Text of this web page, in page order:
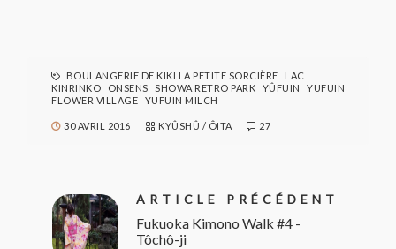
BOULANGERIE DE KIKI LA PETITE SORCIÈRE
LAC
KINRINKO
ONSENS SHOWA RETRO PARK YÛFUIN
YUFUIN
FLOWER VILLAGE
YUFUIN MILCH
30 AVRIL 2016 KYÛSHÛ / ÔITA 27
ARTICLE PRÉCÉDENT
Fukuoka Kimono Walk #4 -
Tôchô-ji